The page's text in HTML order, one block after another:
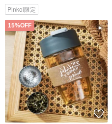
Pinkoi限定
15%OFF